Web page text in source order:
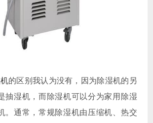
的区别我认为没有，因为除湿机的另
抽湿机，而除湿机可以分为家用除湿
。通常，常规除湿机由压缩机、热交